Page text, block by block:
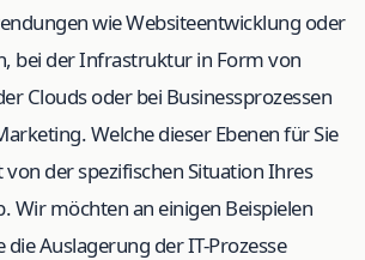
wie Websiteentwicklung oder
bei der Infrastruktur in Form von
Clouds oder bei Businessprozessen
Welche dieser Ebenen für Sie
der spezifischen Situation Ihres
Wir möchten an einigen Beispielen
Auslagerung der IT-Prozesse